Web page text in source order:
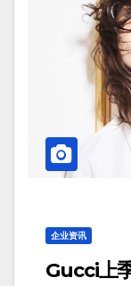
企业资讯
Gucci上